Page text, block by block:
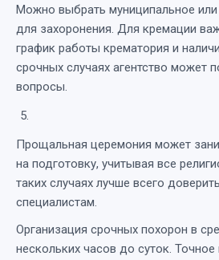
Можно выбрать муниципальное
для захоронения. Для кремации
график работы крематория и
срочных случаях агентство может
вопросы.
Прощальная церемония может
на подготовку, учитывая все
таких случаях лучше всего
специалистам.
Организация срочных похорон в
нескольких часов до суток.